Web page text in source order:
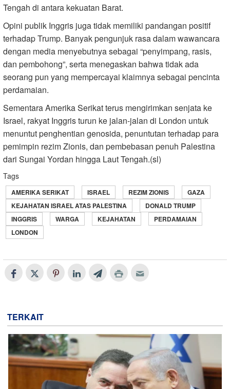
Tengah di antara kekuatan Barat.
Opini publik Inggris juga tidak memiliki pandangan positif
terhadap Trump. Banyak pengunjuk rasa dalam wawancara
dengan media menyebutnya sebagai “penyimpang, rasis,
dan pembohong”, serta menegaskan bahwa tidak ada
seorang pun yang mempercayai klaimnya sebagai pencinta
perdamaian.
Sementara Amerika Serikat terus mengirimkan senjata ke
Israel, rakyat Inggris turun ke jalan-jalan di London untuk
menuntut penghentian genosida, penuntutan terhadap para
pemimpin rezim Zionis, dan pembebasan penuh Palestina
dari Sungai Yordan hingga Laut Tengah.(sl)
Tags
AMERIKA SERIKAT ISRAEL REZIM ZIONIS
GAZA
KEJAHATAN ISRAEL ATAS PALESTINA
DONALD TRUMP
INGGRIS
WARGA KEJAHATAN
PERDAMAIAN
LONDON
TERKAIT